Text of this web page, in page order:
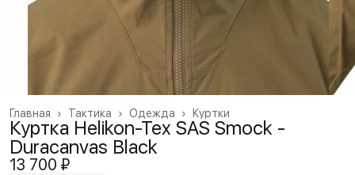
Куртки
Одежда ›
Тактика ›
Главная ›
Куртка Helikon-Tex SAS Smock -
Duracanvas Black
13 700 ₽